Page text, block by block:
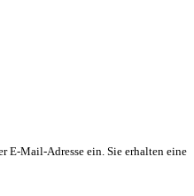
E-Mail-Adresse ein. Sie erhalten eine